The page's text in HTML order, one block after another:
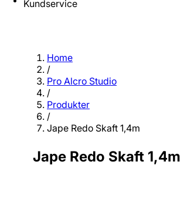
Kundservice
Home
/
Pro Alcro Studio
/
Produkter
/
Jape Redo Skaft 1,4m
Jape Redo Skaft 1,4m